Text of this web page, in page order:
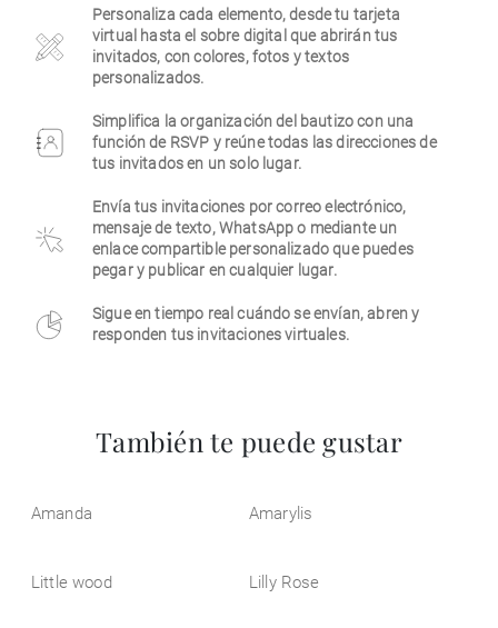
Personaliza cada elemento, desde tu tarjeta
virtual hasta el sobre digital que abrirán tus
invitados, con colores, fotos y textos
personalizados.
Simplifica la organización del bautizo con una
función de RSVP y reúne todas las direcciones de
tus invitados en un solo lugar.
Envía tus invitaciones por correo electrónico,
mensaje de texto, WhatsApp o mediante un
enlace compartible personalizado que puedes
pegar y publicar en cualquier lugar.
Sigue en tiempo real cuándo se envían, abren y
responden tus invitaciones virtuales.
También te puede gustar
Amanda Amarylis
Little wood Lilly Rose